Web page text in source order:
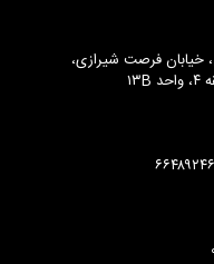
خیابان فرصت شیرازی،